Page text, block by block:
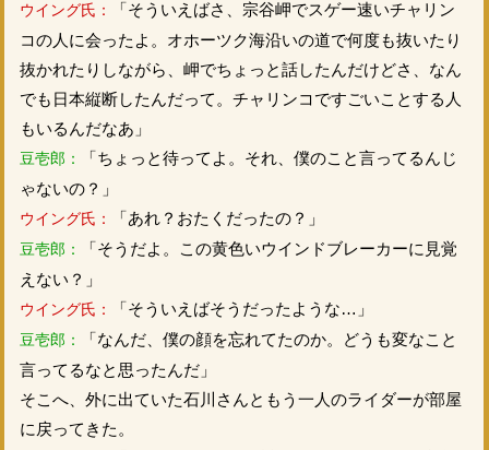
ウイング氏：
「そういえばさ、宗谷岬でスゲー速いチャリン
コの人に会ったよ。オホーツク海沿いの道で何度も抜いたり
抜かれたりしながら、岬でちょっと話したんだけどさ、なん
でも日本縦断したんだって。チャリンコですごいことする人
もいるんだなあ」
豆壱郎：
「ちょっと待ってよ。それ、僕のこと言ってるんじ
ゃないの？」
ウイング氏： 「あれ？おたくだったの？」
豆壱郎：
「そうだよ。この黄色いウインドブレーカーに見覚
えない？」
ウイング氏： 「そういえばそうだったような…」
豆壱郎：
「なんだ、僕の顔を忘れてたのか。どうも変なこと
言ってるなと思ったんだ」
そこへ、外に出ていた石川さんともう一人のライダーが部屋
に戻ってきた。